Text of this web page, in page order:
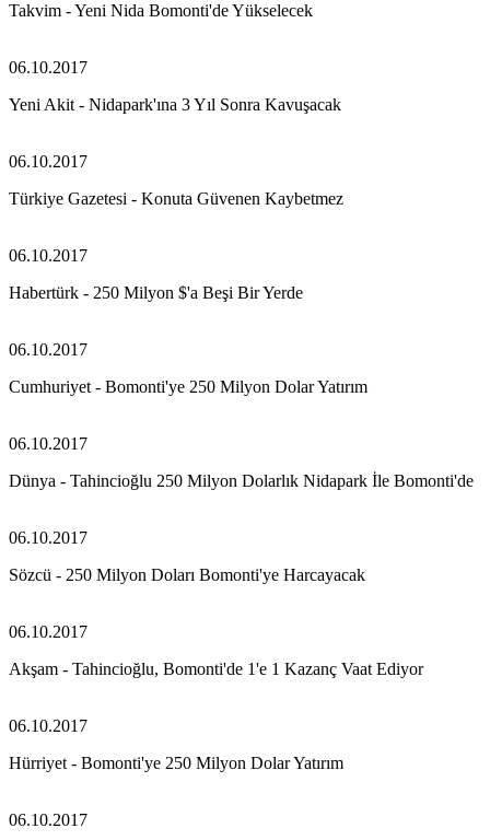
Takvim - Yeni Nida Bomonti'de Yükselecek
06.10.2017
Yeni Akit - Nidapark'ına 3 Yıl Sonra Kavuşacak
06.10.2017
Türkiye Gazetesi - Konuta Güvenen Kaybetmez
06.10.2017
Habertürk - 250 Milyon $'a Beşi Bir Yerde
06.10.2017
Cumhuriyet - Bomonti'ye 250 Milyon Dolar Yatırım
06.10.2017
Dünya - Tahincioğlu 250 Milyon Dolarlık Nidapark İle Bomonti'de
06.10.2017
Sözcü - 250 Milyon Doları Bomonti'ye Harcayacak
06.10.2017
Akşam - Tahincioğlu, Bomonti'de 1'e 1 Kazanç Vaat Ediyor
06.10.2017
Hürriyet - Bomonti'ye 250 Milyon Dolar Yatırım
06.10.2017